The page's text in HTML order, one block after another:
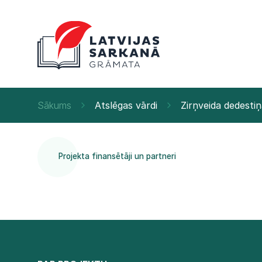
Sākums Atslēgas vārdi Zirņveida
Projekta finansētāji un partneri